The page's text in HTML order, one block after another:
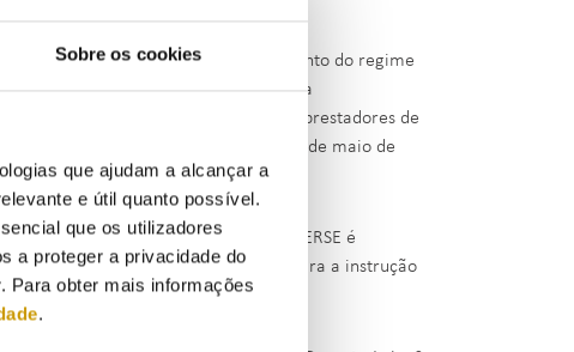
Sobre os cookies
que ajudam a alcançar a
e útil quanto possível.
que os utilizadores
a proteger a privacidade do
Para obter mais informações
.
contraordenação, pelo incumprimento do regime
vigor, diploma legal que estabelece a
a todos os fornecedores de bens ou prestadores de
da ERSE deliberou em 27 de maio de
n.º 156/2005, de 15 de setembro, a ERSE é
referido diploma legal, bem como para a instrução
e sanções acessórias.